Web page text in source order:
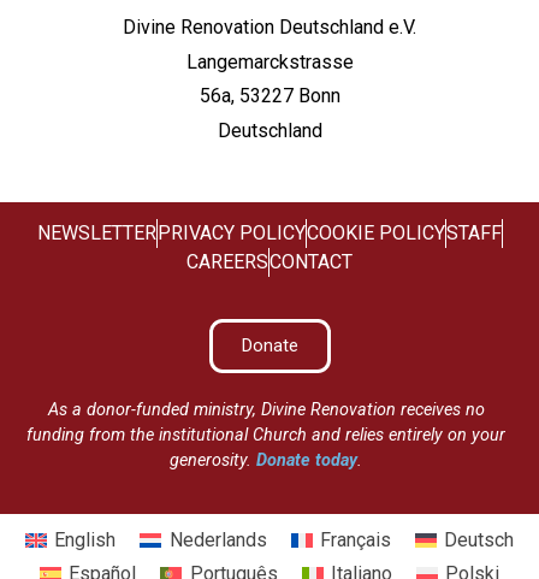
Divine Renovation Deutschland e.V.
Langemarckstrasse
56a, 53227 Bonn
Deutschland
NEWSLETTER PRIVACY POLICYCOOKIE POLICYSTAFF
CAREERSCONTACT
Donate
As a donor-funded ministry, Divine Renovation receives no
funding from the institutional Church and relies entirely on your
generosity.Donate today.
English Nederlands Français
Deutsch
Español
Português Italiano Polski